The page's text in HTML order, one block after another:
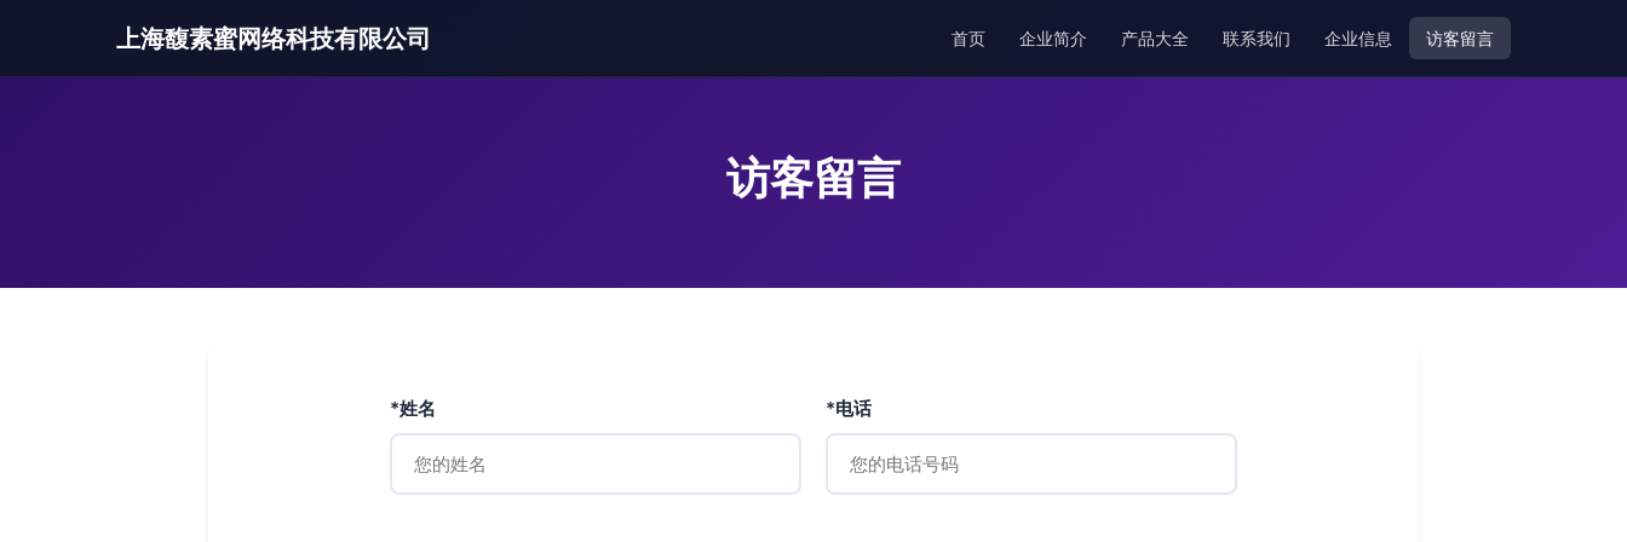
上海馥素蜜网络科技有限公司 首页 企业简介 产品大全 联系我们 企业信息 访客留言
访客留言
*姓名 *电话